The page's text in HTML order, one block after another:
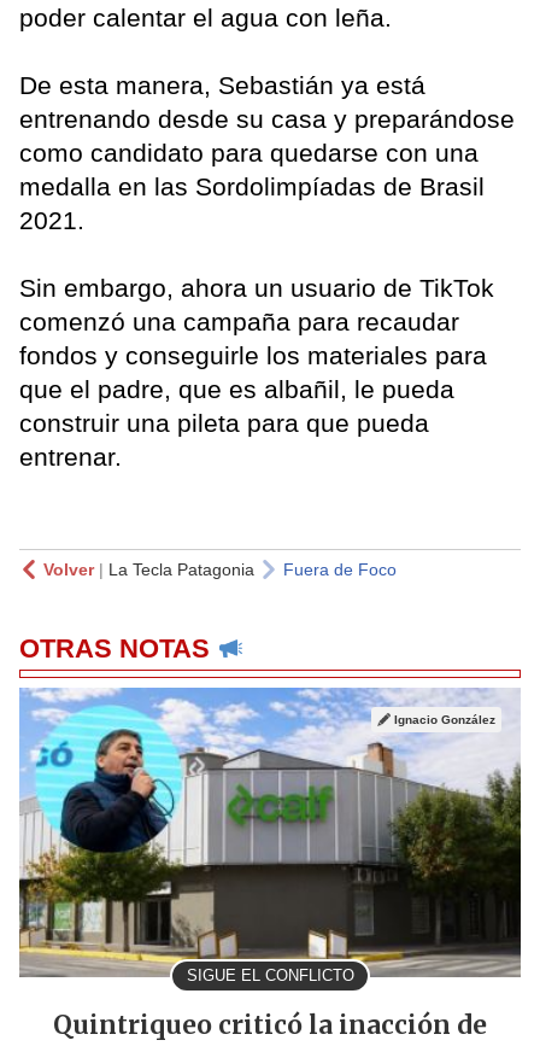
poder calentar el agua con leña.
De esta manera, Sebastián ya está
entrenando desde su casa y preparándose
como candidato para quedarse con una
medalla en las Sordolimpíadas de Brasil
2021.
Sin embargo, ahora un usuario de TikTok
comenzó una campaña para recaudar
fondos y conseguirle los materiales para
que el padre, que es albañil, le pueda
construir una pileta para que pueda
entrenar.
Volver| La Tecla Patagonia Fuera de Foco
OTRAS NOTAS
SIGUE EL CONFLICTO
Ignacio González
Quintriqueo criticó la inacción de